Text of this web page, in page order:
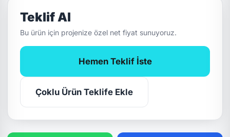
Teklif Al
Bu ürün için projenize özel net fiyat sunuyoruz.
Hemen Teklif İste
Çoklu Ürün Teklife Ekle